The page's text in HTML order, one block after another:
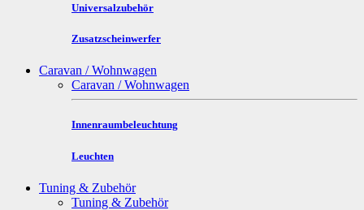
Universalzubehör
Zusatzscheinwerfer
Caravan / Wohnwagen
Caravan / Wohnwagen
Innenraumbeleuchtung
Leuchten
Tuning & Zubehör
Tuning & Zubehör